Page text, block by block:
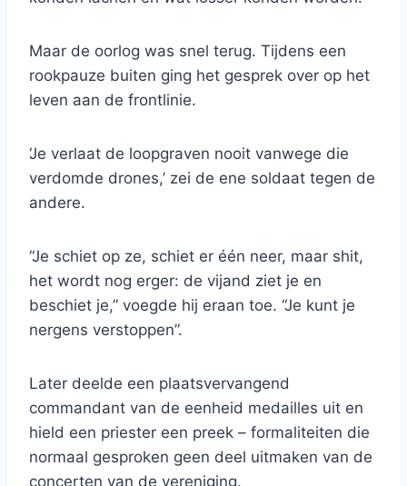
Maar de oorlog was snel terug. Tijdens een
rookpauze buiten ging het gesprek over op het
leven aan de frontlinie.
‘Je verlaat de loopgraven nooit vanwege die
verdomde drones,’ zei de ene soldaat tegen de
andere.
“Je schiet op ze, schiet er één neer, maar shit,
het wordt nog erger: de vijand ziet je en
beschiet je,” voegde hij eraan toe. “Je kunt je
nergens verstoppen”.
Later deelde een plaatsvervangend
commandant van de eenheid medailles uit en
hield een priester een preek – formaliteiten die
normaal gesproken geen deel uitmaken van de
concerten van de vereniging.